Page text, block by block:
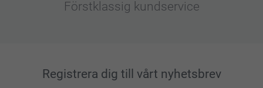
Förstklassig kundservice
Registrera dig till vårt nyhetsbrev